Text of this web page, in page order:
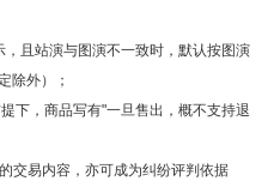
且站演与图演不一致时，默认按图演
除外）；
下，商品写有"一旦售出，概不支持退
交易内容，亦可成为纠纷评判依据